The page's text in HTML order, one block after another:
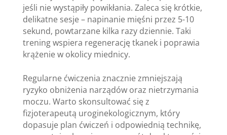
jeśli nie wystąpiły powikłania. Zaleca się krótkie,
delikatne sesje – napinanie mięśni przez 5-10
sekund, powtarzane kilka razy dziennie. Taki
trening wspiera regenerację tkanek i poprawia
krążenie w okolicy miednicy.
Regularne ćwiczenia znacznie zmniejszają
ryzyko obniżenia narządów oraz nietrzymania
moczu. Warto skonsultować się z
fizjoterapeutą uroginekologicznym, który
dopasuje plan ćwiczeń i odpowiednią technikę,